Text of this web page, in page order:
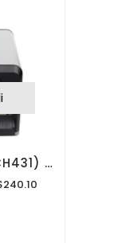
BY43XE (GP CH431) Endüstriyel Barkod Yazıcı